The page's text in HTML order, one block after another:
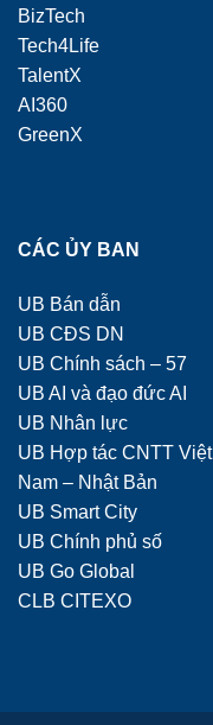
BizTech
Tech4Life
TalentX
AI360
GreenX
CÁC ỦY BAN
UB Bán dẫn
UB CĐS DN
UB Chính sách – 57
UB AI và đạo đức AI
UB Nhân lực
UB Hợp tác CNTT Việt
Nam – Nhật Bản
UB Smart City
UB Chính phủ số
UB Go Global
CLB CITEXO